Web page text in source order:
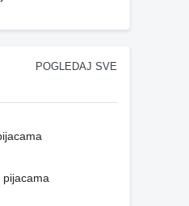
POGLEDAJ SVE